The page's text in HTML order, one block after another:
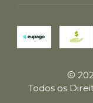
Todos os